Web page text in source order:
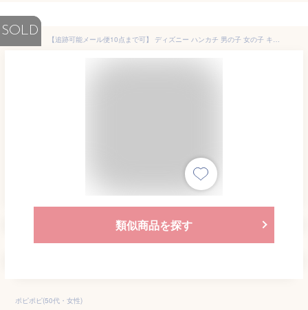
SOLD
【追跡可能メール便10点まで可】 ディズニー ハンカチ 男の子 女の子 キャラクター キャラクターハンカチ コットンハンカチ お 男児 女児 男の子ハンカチ 女児ハンカチ 男児ハンカチ 日本製 キッズ 園児 881509
類似商品を探す
ポピポピ(50代・女性)